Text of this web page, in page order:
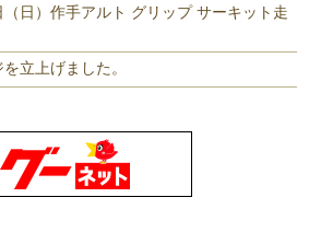
（日）作手アルト グリップ サーキット走
立上げました。